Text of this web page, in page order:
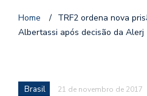
Home / TRF2 ordena nova
Albertassi após decisão da Alerj
Brasil 21 de novembro de 2017